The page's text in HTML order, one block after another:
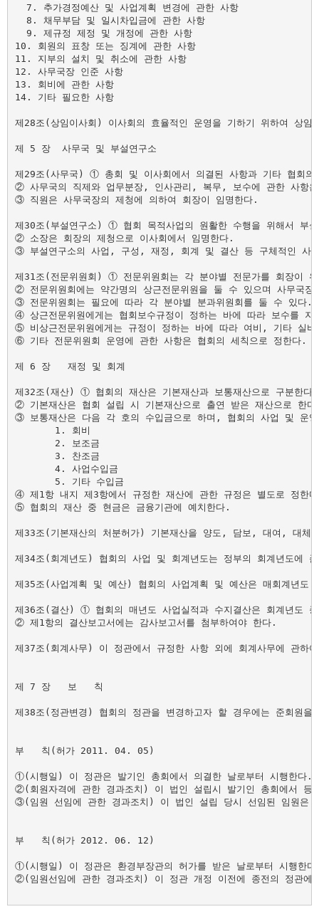
  7. 추가경정예산 및 사업계획 변경에 관한 사항
  8. 채무부담 및 일시차입금에 관한 사항
  9. 제규정 제정 및 개정에 관한 사항
10. 회원의 표창 또는 징계에 관한 사항
11. 지부의 설치 및 취소에 관한 사항
12. 사무국장 인준 사항
13. 회비에 관한 사항
14. 기타 필요한 사항
제28조(상임이사회) 이사회의 효율적인 운영을 기하기 위하여 상
제 5 장  사무국 및 부설연구소
제29조(사무국) ① 총회 및 이사회에서 의결된 사항과 기타 협회의
② 사무국의 직제와 업무분장, 인사관리, 복무, 보수에 관한 사항
③ 직원은 사무국장의 제청에 의하여 회장이 임명한다.
제30조(부설연구소) ① 협회 목적사업의 원활한 수행을 위해서 부
② 소장은 회장의 제청으로 이사회에서 임명한다.
③ 부설연구소의 사업, 구성, 재정, 회계 및 결산 등 구체적인 사
제31조(전문위원회) ① 전문위원회는 각 분야별 전문가를 회장이
② 전문위원회에는 약간명의 상근전문위원을 둘 수 있으며 사무국
③ 전문위원회는 필요에 따라 각 분야별 분과위원회를 둘 수 있다.
④ 상근전문위원에게는 협회보수규정이 정하는 바에 따라 보수를 지
⑤ 비상근전문위원에게는 규정이 정하는 바에 따라 여비, 기타 실
⑥ 기타 전문위원회 운영에 관한 사항은 협회의 세칙으로 정한다.
제 6 장   재정 및 회계
제32조(재산) ① 협회의 재산은 기본재산과 보통재산으로 구분한다.
② 기본재산은 협회 설립 시 기본재산으로 출연 받은 재산으로 한
③ 보통재산은 다음 각 호의 수입금으로 하며, 협회의 사업 및 운영
       1. 회비
       2. 보조금
       3. 찬조금
       4. 사업수입금
       5. 기타 수입금
④ 제1항 내지 제3항에서 규정한 재산에 관한 규정은 별도로 정한
⑤ 협회의 재산 중 현금은 금융기관에 예치한다.
제33조(기본재산의 처분허가) 기본재산을 양도, 담보, 대여, 대체
제34조(회계년도) 협회의 사업 및 회계년도는 정부의 회계년도에
제35조(사업계획 및 예산) 협회의 사업계획 및 예산은 매회계년
제36조(결산) ① 협회의 매년도 사업실적과 수지결산은 회계년도
② 제1항의 결산보고서에는 감사보고서를 첨부하여야 한다.
제37조(회계사무) 이 정관에서 규정한 사항 외에 회계사무에 관하
제 7 장   보   칙
제38조(정관변경) 협회의 정관을 변경하고자 할 경우에는 준회원
부   칙(허가 2011. 04. 05)
①(시행일) 이 정관은 발기인 총회에서 의결한 날로부터 시행한다.
②(회원자격에 관한 경과조치) 이 법인 설립시 발기인 총회에서
③(임원 선임에 관한 경과조치) 이 법인 설립 당시 선임된 임원은
부   칙(허가 2012. 06. 12)
①(시행일) 이 정관은 환경부장관의 허가를 받은 날로부터 시행한
②(임원선임에 관한 경과조치) 이 정관 개정 이전에 종전의 정관